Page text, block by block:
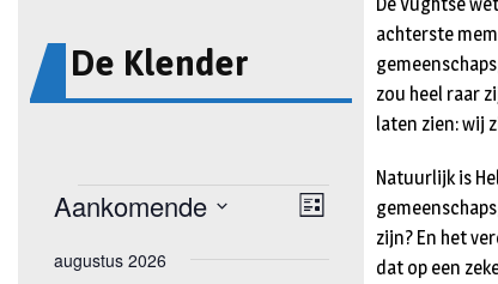
De Klender
achterste
zou heel raar
laten zien: wij
Natuurlijk is
zijn? En het
dat op een